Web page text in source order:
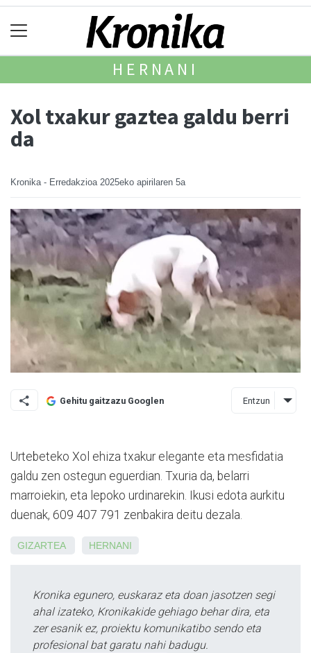
HERNANI
Xol txakur gaztea galdu berri
da
Kronika - Erredakzioa 2025eko apirilaren 5a
Gehitu gaitzazu Googlen Entzun
Urtebeteko Xol ehiza txakur elegante eta mesfidatia
galdu zen ostegun eguerdian. Txuria da, belarri
marroiekin, eta lepoko urdinarekin. Ikusi edota aurkitu
duenak, 609 407 791 zenbakira deitu dezala.
GIZARTEA HERNANI
Kronika egunero, euskaraz eta doan jasotzen segi
ahal izateko, Kronikakide gehiago behar dira, eta
zer esanik ez, proiektu komunikatibo sendo eta
profesional bat garatu nahi badugu.